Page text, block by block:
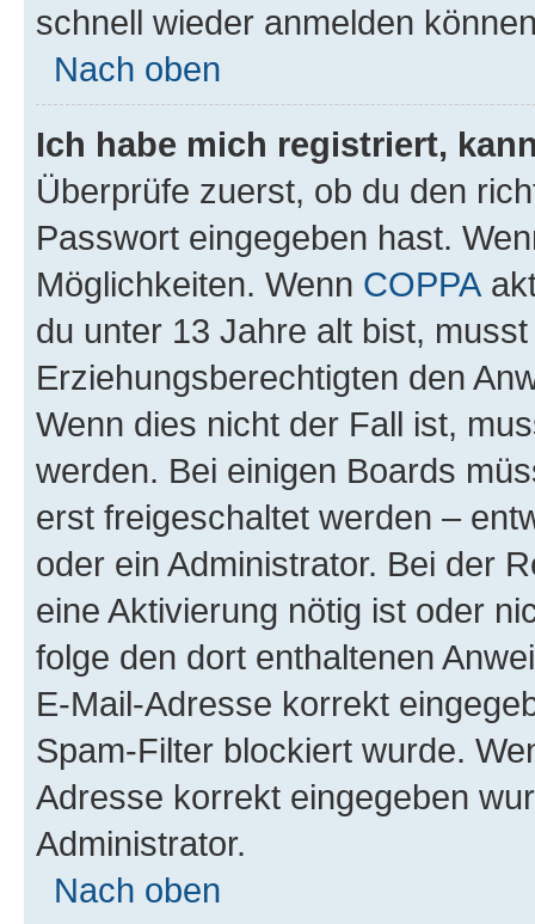
schnell wieder anmelden
Nach oben
Ich habe mich registriert,
Überprüfe zuerst, ob du den
Passwort eingegeben hast.
Möglichkeiten. Wenn COPPA
du unter 13 Jahre alt bist,
Erziehungsberechtigten den
Wenn dies nicht der Fall ist,
werden. Bei einigen Boards
erst freigeschaltet werden –
oder ein Administrator. Bei der
eine Aktivierung nötig ist oder
folge den dort enthaltenen
E-Mail-Adresse korrekt
Spam-Filter blockiert wurde.
Adresse korrekt eingegeben
Administrator.
Nach oben